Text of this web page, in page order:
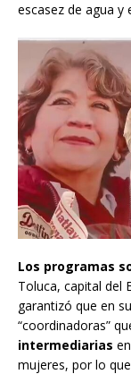
escasez de agua y
Los programas
Toluca, capital del
garantizó que en
“coordinadoras”
intermediarias
mujeres, por lo